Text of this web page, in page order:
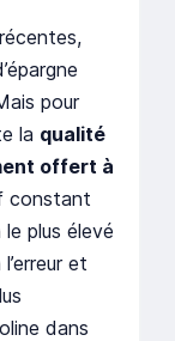
pour
la qualité
offert à
constant
plus élevé
et
dans